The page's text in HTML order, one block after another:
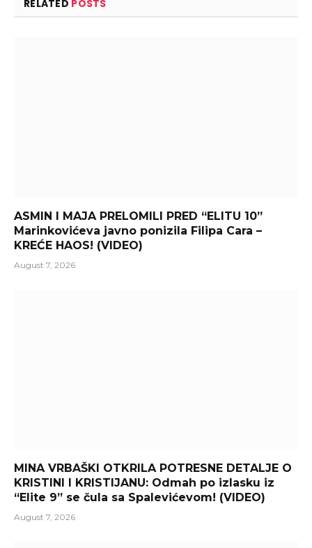
RELATED POSTS
ASMIN I MAJA PRELOMILI PRED “ELITU 10”
Marinkovićeva javno ponizila Filipa Cara –
KREĆE HAOS! (VIDEO)
August 7, 2026
MINA VRBAŠKI OTKRILA POTRESNE DETALJE O
KRISTINI I KRISTIJANU: Odmah po izlasku iz
“Elite 9” se čula sa Spalevićevom! (VIDEO)
August 7, 2026